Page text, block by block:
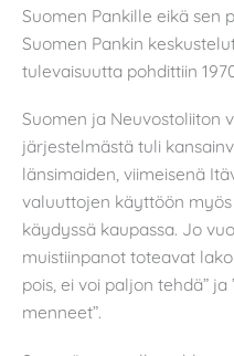
Suomen Pankille eikä sen
Suomen Pankin
tulevaisuutta pohdittiin
Suomen ja Neuvostoliiton
järjestelmästä tuli
länsimaiden, viimeisenä
valuuttojen käyttöön
käydyssä kaupassa. Jo
muistiinpanot toteavat
pois, ei voi paljon tehdä”
menneet”.